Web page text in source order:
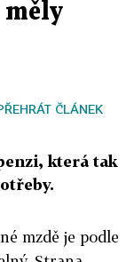
ČLÁNEK
která tak
mzdě je podle